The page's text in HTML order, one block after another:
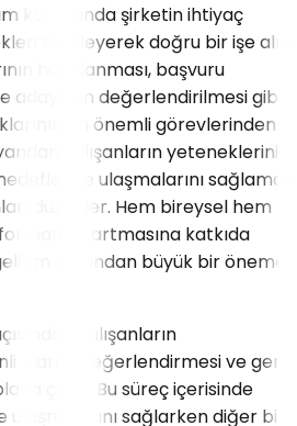
konusunda şirketin ihtiyaç
belirleyerek doğru bir işe alım
hazırlanması, başvuru
adaylığın değerlendirilmesi gibi
en önemli görevlerinden
çalışanların yeteneklerini
ulaşmalarını sağlamak
düzenler. Hem bireysel hem
artmasına katkıda
açısından büyük bir öneme
çalışanların
olarak değerlendirmesi ve geri
çıkar. Bu süreç içerisinde
ulaşmalarını sağlarken diğer bir